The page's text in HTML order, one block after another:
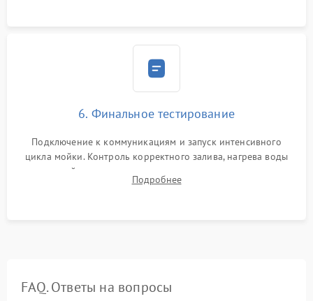
6. Финальное тестирование
Подключение к коммуникациям и запуск интенсивного
цикла мойки. Контроль корректного залива, нагрева воды
до нужной температуры, отсутствия посторонних шумов,
штатного слива и абсолютной сухости в поддоне.
Подробнее
FAQ. Ответы на вопросы